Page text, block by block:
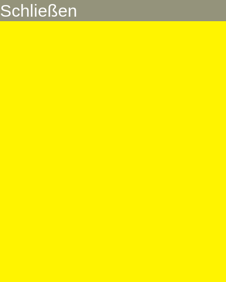
Schließen